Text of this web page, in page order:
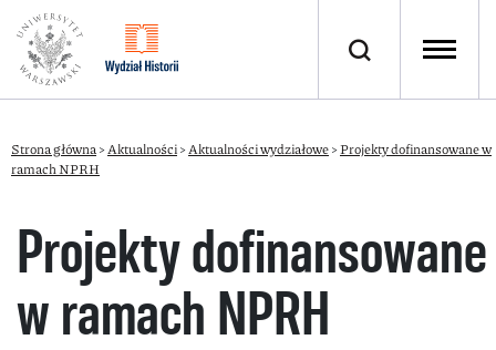
Strona główna>Aktualności>Aktualności wydziałowe>Projekty dofinansowane w
ramach NPRH
Projekty dofinansowane
w ramach NPRH